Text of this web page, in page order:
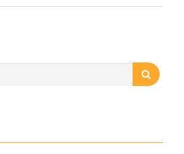
включая температуру